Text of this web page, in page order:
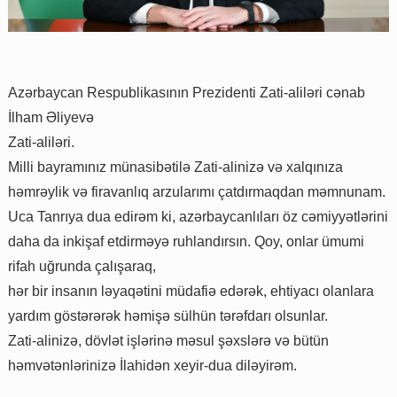
Azərbaycan Respublikasının Prezidenti Zati-aliləri cənab
İlham Əliyevə
Zati-aliləri.
Milli bayramınız münasibətilə Zati-alinizə və xalqınıza
həmrəylik və firavanlıq arzularımı çatdırmaqdan məmnunam.
Uca Tanrıya dua edirəm ki, azərbaycanlıları öz cəmiyyətlərini
daha da inkişaf etdirməyə ruhlandırsın. Qoy, onlar ümumi
rifah uğrunda çalışaraq,
hər bir insanın ləyaqətini müdafiə edərək, ehtiyacı olanlara
yardım göstərərək həmişə sülhün tərəfdarı olsunlar.
Zati-alinizə, dövlət işlərinə məsul şəxslərə və bütün
həmvətənlərinizə İlahidən xeyir-dua diləyirəm.